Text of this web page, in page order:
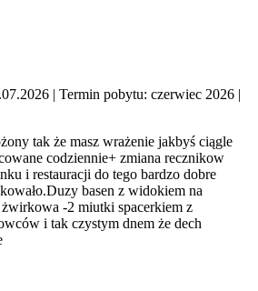
| Termin pobytu: czerwiec 2026 |
tak że masz wrażenie jakbyś ciągle
codziennie+ zmiana recznikow
i restauracji do tego bardzo dobre
basen z widokiem na
-2 miutki spacerkiem z
i tak czystym dnem że dech